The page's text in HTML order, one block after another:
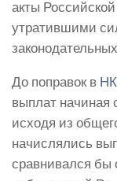
акты
утратившими
До поправок в
выплат начиная
исходя из
начислялись
сравнивался бы